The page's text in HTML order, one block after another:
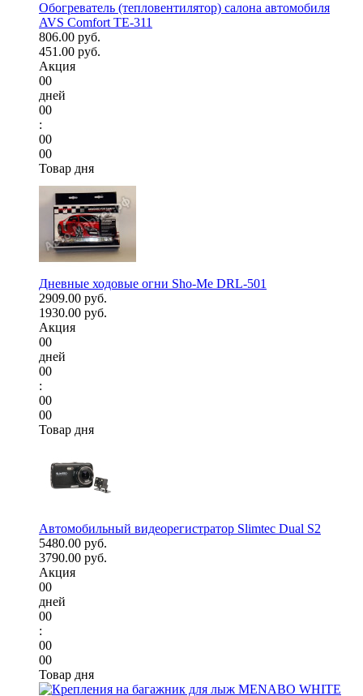
Обогреватель (тепловентилятор) салона автомобиля
AVS Comfort TE-311
806.00 руб.
451.00 руб.
Акция
00
дней
00
:
00
00
Товар дня
Дневные ходовые огни Sho-Me DRL-501
2909.00 руб.
1930.00 руб.
Акция
00
дней
00
:
00
00
Товар дня
Автомобильный видеорегистратор Slimtec Dual S2
5480.00 руб.
3790.00 руб.
Акция
00
дней
00
:
00
00
Товар дня